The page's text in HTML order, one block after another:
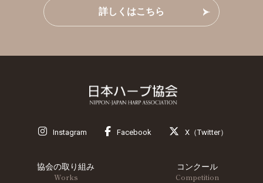
詳しくはこちら
Instagram Facebook X（Twitter）
協会の取り組み
Works
コンクール
Competition